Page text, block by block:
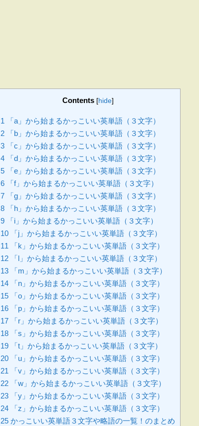
Contents [hide]
1 「a」から始まるかっこいい英単語（３文字）
2 「b」から始まるかっこいい英単語（３文字）
3 「c」から始まるかっこいい英単語（３文字）
4 「d」から始まるかっこいい英単語（３文字）
5 「e」から始まるかっこいい英単語（３文字）
6 「f」から始まるかっこいい英単語（３文字）
7 「g」から始まるかっこいい英単語（３文字）
8 「h」から始まるかっこいい英単語（３文字）
9 「i」から始まるかっこいい英単語（３文字）
10 「j」から始まるかっこいい英単語（３文字）
11 「k」から始まるかっこいい英単語（３文字）
12 「l」から始まるかっこいい英単語（３文字）
13 「m」から始まるかっこいい英単語（３文字）
14 「n」から始まるかっこいい英単語（３文字）
15 「o」から始まるかっこいい英単語（３文字）
16 「p」から始まるかっこいい英単語（３文字）
17 「r」から始まるかっこいい英単語（３文字）
18 「s」から始まるかっこいい英単語（３文字）
19 「t」から始まるかっこいい英単語（３文字）
20 「u」から始まるかっこいい英単語（３文字）
21 「v」から始まるかっこいい英単語（３文字）
22 「w」から始まるかっこいい英単語（３文字）
23 「y」から始まるかっこいい英単語（３文字）
24 「z」から始まるかっこいい英単語（３文字）
25 かっこいい英単語３文字や略語の一覧！のまとめ